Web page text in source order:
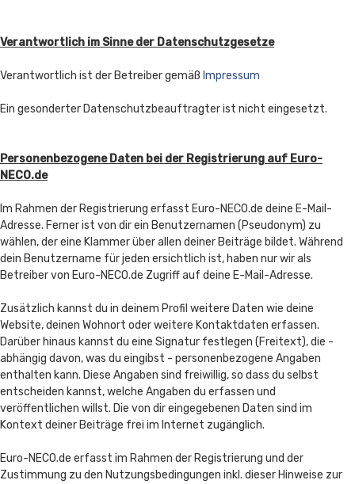
Verantwortlich im Sinne der Datenschutzgesetze
Verantwortlich ist der Betreiber gemäß Impressum
Ein gesonderter Datenschutzbeauftragter ist nicht eingesetzt.
Personenbezogene Daten bei der Registrierung auf Euro-
NECO.de
Im Rahmen der Registrierung erfasst Euro-NECO.de deine E-Mail-
Adresse. Ferner ist von dir ein Benutzernamen (Pseudonym) zu
wählen, der eine Klammer über allen deiner Beiträge bildet. Während
dein Benutzername für jeden ersichtlich ist, haben nur wir als
Betreiber von Euro-NECO.de Zugriff auf deine E-Mail-Adresse.
Zusätzlich kannst du in deinem Profil weitere Daten wie deine
Website, deinen Wohnort oder weitere Kontaktdaten erfassen.
Darüber hinaus kannst du eine Signatur festlegen (Freitext), die -
abhängig davon, was du eingibst - personenbezogene Angaben
enthalten kann. Diese Angaben sind freiwillig, so dass du selbst
entscheiden kannst, welche Angaben du erfassen und
veröffentlichen willst. Die von dir eingegebenen Daten sind im
Kontext deiner Beiträge frei im Internet zugänglich.
Euro-NECO.de erfasst im Rahmen der Registrierung und der
Zustimmung zu den Nutzungsbedingungen inkl. dieser Hinweise zur